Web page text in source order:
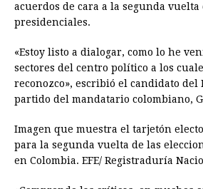
acuerdos de cara a la segunda vuelta
presidenciales.
«Estoy listo a dialogar, como lo he
sectores del centro político a los
reconozco», escribió el candidato del
partido del mandatario colombiano,
Imagen que muestra el tarjetón
para la segunda vuelta de las
en Colombia. EFE/ Registraduría